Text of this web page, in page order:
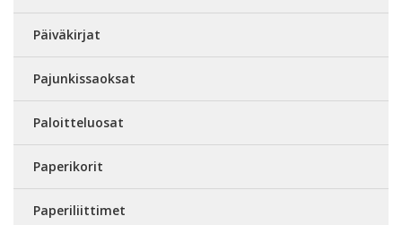
Päiväkirjat
Pajunkissaoksat
Paloitteluosat
Paperikorit
Paperiliittimet